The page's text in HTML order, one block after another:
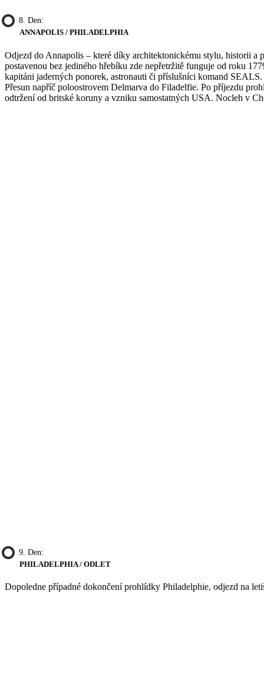
8. Den:
ANNAPOLIS / PHILADELPHIA
Odjezd do Annapolis – které díky architektonickému stylu, historii a
postavenou bez jediného hřebíku zde nepřetržitě funguje od roku
kapitáni jaderných ponorek, astronauti či příslušníci komand
Přesun napříč poloostrovem Delmarva do Filadelfie. Po příjezdu
odtržení od britské koruny a vzniku samostatných USA. Nocleh v
9. Den:
PHILADELPHIA / ODLET
Dopoledne případné dokončení prohlídky Philadelphie, odjezd na